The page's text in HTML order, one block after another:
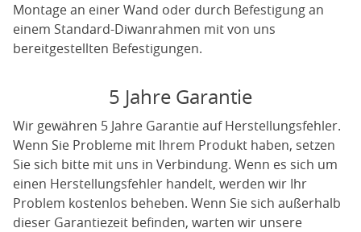
Montage an einer Wand oder durch Befestigung an
einem Standard-Diwanrahmen mit von uns
bereitgestellten Befestigungen.
5 Jahre Garantie
Wir gewähren 5 Jahre Garantie auf Herstellungsfehler.
Wenn Sie Probleme mit Ihrem Produkt haben, setzen
Sie sich bitte mit uns in Verbindung. Wenn es sich um
einen Herstellungsfehler handelt, werden wir Ihr
Problem kostenlos beheben. Wenn Sie sich außerhalb
dieser Garantiezeit befinden, warten wir unsere